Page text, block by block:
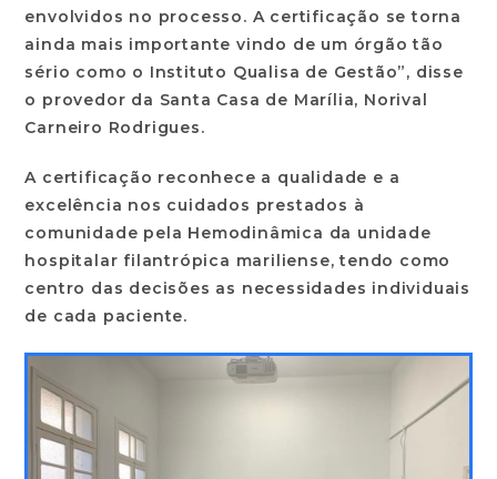
envolvidos no processo. A certificação se torna
ainda mais importante vindo de um órgão tão
sério como o Instituto Qualisa de Gestão”, disse
o provedor da Santa Casa de Marília, Norival
Carneiro Rodrigues.
A certificação reconhece a qualidade e a
excelência nos cuidados prestados à
comunidade pela Hemodinâmica da unidade
hospitalar filantrópica mariliense, tendo como
centro das decisões as necessidades individuais
de cada paciente.